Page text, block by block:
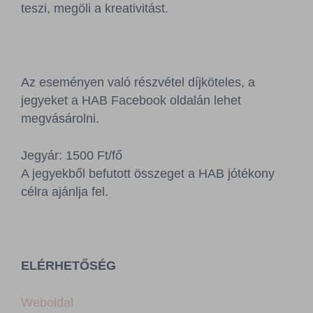
teszi, megöli a kreativitást.
Az eseményen való részvétel díjköteles, a
jegyeket a HAB Facebook oldalán lehet
megvásárolni.
Jegyár: 1500 Ft/fő
A jegyekből befutott összeget a HAB jótékony
célra ajánlja fel.
ELÉRHETŐSÉG
Weboldal